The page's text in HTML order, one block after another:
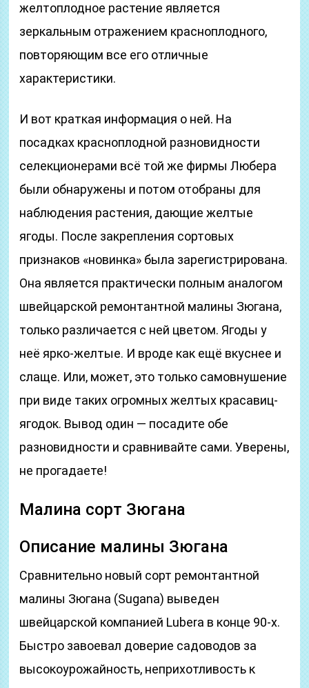
желтоплодное растение является
зеркальным отражением красноплодного,
повторяющим все его отличные
характеристики.
И вот краткая информация о ней. На
посадках красноплодной разновидности
селекционерами всё той же фирмы Любера
были обнаружены и потом отобраны для
наблюдения растения, дающие желтые
ягоды. После закрепления сортовых
признаков «новинка» была зарегистрирована.
Она является практически полным аналогом
швейцарской ремонтантной малины Зюгана,
только различается с ней цветом. Ягоды у
неё ярко-желтые. И вроде как ещё вкуснее и
слаще. Или, может, это только самовнушение
при виде таких огромных желтых красавиц-
ягодок. Вывод один — посадите обе
разновидности и сравнивайте сами. Уверены,
не прогадаете!
Малина сорт Зюгана
Описание малины Зюгана
Сравнительно новый сорт ремонтантной
малины Зюгана (Sugana) выведен
швейцарской компанией Lubera в конце 90-х.
Быстро завоевал доверие садоводов за
высокоурожайность, неприхотливость к